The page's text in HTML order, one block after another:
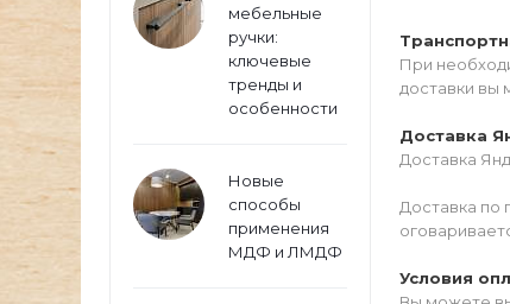
мебельные
ручки:
ключевые
тренды и
особенности
Новые
способы
применения
МДФ и ЛМДФ
При
доставки вы
Доставка
Доставка
Доставка по
Условия